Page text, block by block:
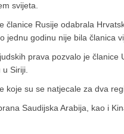
svijeta.
članice Rusije odabrala
jednu godinu nije bila članica
prava pozvalo je
Siriji.
koje su se natjecale za dva
Saudijska Arabija, kao i